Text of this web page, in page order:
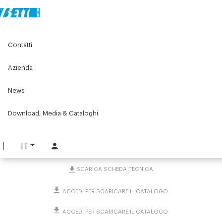
IT
Contatti
Azienda
News
Download, Media & Cataloghi
Profilati in alluminio per protezioni e ripari
Tubo quadro in alluminio-acciaio inox 25x25
acciaio inox 25x25
SCARICA SCHEDA TECNICA
ACCEDI PER SCARICARE IL CATALOGO
ACCEDI PER SCARICARE IL CATALOGO